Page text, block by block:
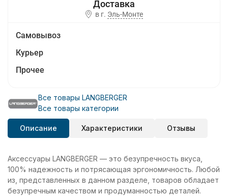
в г. Эль-Монте
Самовывоз
Курьер
Прочее
Все товары LANGBERGER
Все товары категории
Описание Характеристики Отзывы
Аксессуары LANGBERGER — это безупречность вкуса,
100% надежность и потрясающая эргономичность. Любой
из, представленных в данном разделе, товаров обладает
безупречным качеством и продуманностью деталей.